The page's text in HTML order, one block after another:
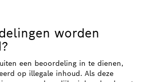
worden
een beoordeling in te dienen,
op illegale inhoud. Als deze